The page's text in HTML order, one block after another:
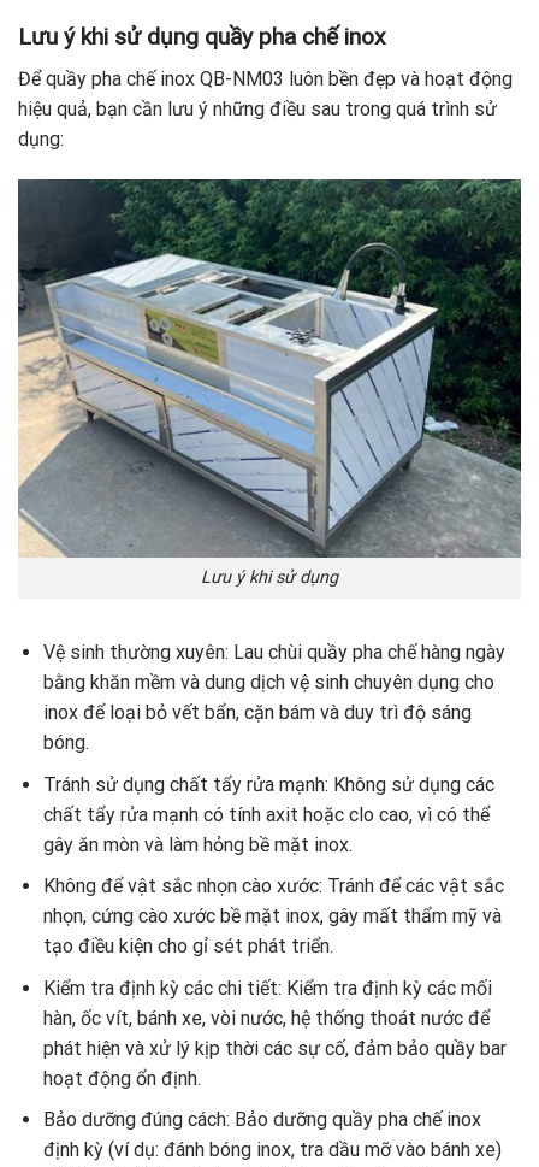
Lưu ý khi sử dụng quầy pha chế inox
Để quầy pha chế inox QB-NM03 luôn bền đẹp và hoạt động
hiệu quả, bạn cần lưu ý những điều sau trong quá trình sử
dụng:
Lưu ý khi sử dụng
Vệ sinh thường xuyên: Lau chùi quầy pha chế hàng ngày
bằng khăn mềm và dung dịch vệ sinh chuyên dụng cho
inox để loại bỏ vết bẩn, cặn bám và duy trì độ sáng
bóng.
Tránh sử dụng chất tẩy rửa mạnh: Không sử dụng các
chất tẩy rửa mạnh có tính axit hoặc clo cao, vì có thể
gây ăn mòn và làm hỏng bề mặt inox.
Không để vật sắc nhọn cào xước: Tránh để các vật sắc
nhọn, cứng cào xước bề mặt inox, gây mất thẩm mỹ và
tạo điều kiện cho gỉ sét phát triển.
Kiểm tra định kỳ các chi tiết: Kiểm tra định kỳ các mối
hàn, ốc vít, bánh xe, vòi nước, hệ thống thoát nước để
phát hiện và xử lý kịp thời các sự cố, đảm bảo quầy bar
hoạt động ổn định.
Bảo dưỡng đúng cách: Bảo dưỡng quầy pha chế inox
định kỳ (ví dụ: đánh bóng inox, tra dầu mỡ vào bánh xe)